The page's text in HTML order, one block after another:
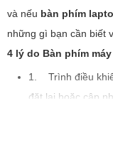
và nếu bàn phím
những gì bạn cần biết
4 lý do Bàn phím
1. Trình điều
đặt lại hoặc cập